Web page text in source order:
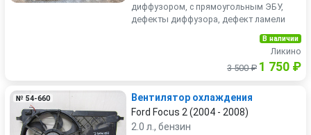
диффузором, с прямоугольным ЭБУ,
дефекты диффузора, дефект ламели
В наличии
Ликино
3 500 ₽ 1 750 ₽
№ 54-660
Вентилятор охлаждения
Ford Focus 2 (2004 - 2008)
2.0 л., бензин